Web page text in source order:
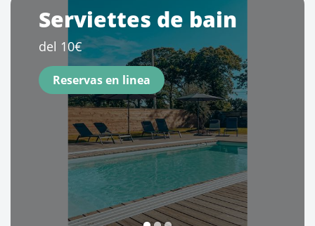
Serviettes de bain
del 10€
Reservas en linea
1 2 3